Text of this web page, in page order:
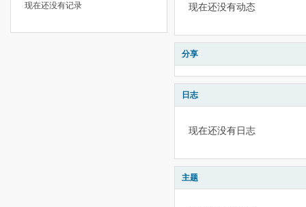
现在还没有记录 现在还没有动态
分享
日志
现在还没有日志
主题